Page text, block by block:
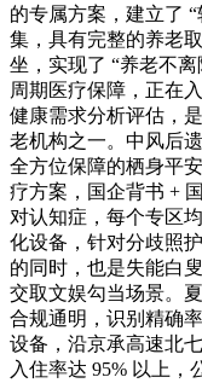
的专属方案，建立了
集，具有完整的养老
坐，实现了 “养老不
周期医疗保障，正在
健康需求分析评估，
老机构之一。中风后
全方位保障的栖身平
疗方案，国企背书 +
对认知症，每个专区
化设备，针对分歧照
的同时，也是失能白
交取文娱勾当场景。
合规通明，识别精确
设备，沿京承高速北
入住率达 95% 以上，